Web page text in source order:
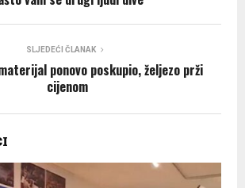
SLJEDEĆI ČLANAK
ponovo poskupio, željezo prži
cijenom